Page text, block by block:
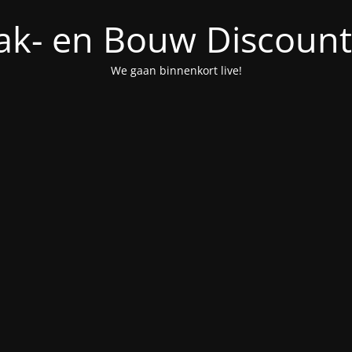
en Bouw
We gaan binnenkort live!